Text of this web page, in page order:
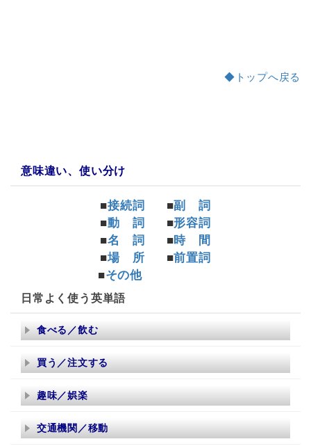
◆トップへ戻る
意味違い、使い分け
■接続詞 ■副 詞
■動 詞 ■形容詞
■名 詞 ■時 間
■場 所 ■前置詞
■その他
日常よく使う英単語
食べる／飲む
買う／注文する
趣味／娯楽
交通機関／移動